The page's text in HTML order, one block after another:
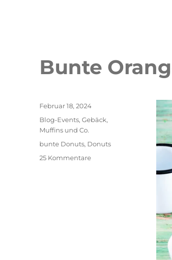
Bunte
Veröffentlicht
am
Februar 18, 2024
Kategorien
Blog-Events,Gebäck,
Muffins und Co.
Schlagwörter
bunte Donuts, Donuts
25 Kommentarezu